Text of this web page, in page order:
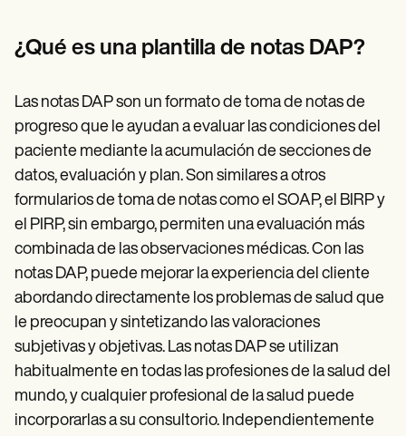
Demos
Training Hub
Become a Partner
Pricing
Why Carepatron?
Get started
¿Qué es una plantilla de notas DAP?
Las notas DAP son un formato de toma de notas de
progreso que le ayudan a evaluar las condiciones del
paciente mediante la acumulación de secciones de
datos, evaluación y plan. Son similares a otros
formularios de toma de notas como el SOAP, el BIRP y
el PIRP, sin embargo, permiten una evaluación más
combinada de las observaciones médicas. Con las
notas DAP, puede mejorar la experiencia del cliente
abordando directamente los problemas de salud que
le preocupan y sintetizando las valoraciones
subjetivas y objetivas. Las notas DAP se utilizan
habitualmente en todas las profesiones de la salud del
mundo, y cualquier profesional de la salud puede
incorporarlas a su consultorio. Independientemente